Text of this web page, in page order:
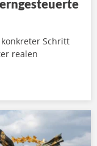
Schritt
realen